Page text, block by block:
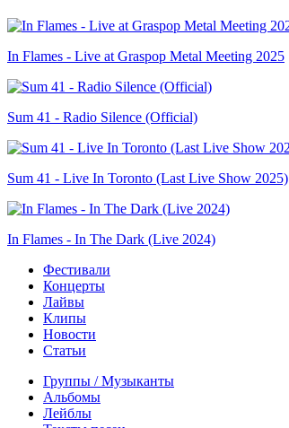
In Flames - Live at Graspop Metal Meeting 2025
Sum 41 - Radio Silence (Official)
Sum 41 - Live In Toronto (Last Live Show 2025)
In Flames - In The Dark (Live 2024)
Фестивали
Концерты
Лайвы
Клипы
Новости
Статьи
Группы / Музыканты
Альбомы
Лейблы